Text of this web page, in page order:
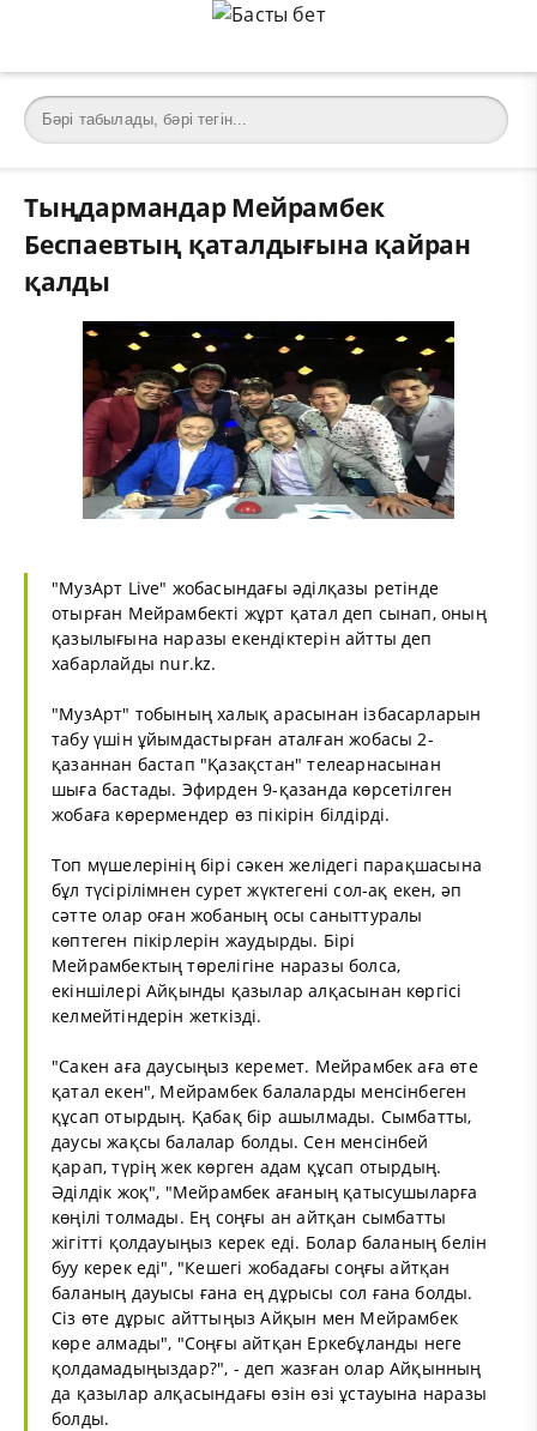
Тыңдармандар Мейрамбек
Беспаевтың қаталдығына қайран
қалды
"МузАрт Live" жобасындағы әділқазы ретінде
отырған Мейрамбекті жұрт қатал деп сынап, оның
қазылығына наразы екендіктерін айтты деп
хабарлайды nur.kz.
"МузАрт" тобының халық арасынан ізбасарларын
табу үшін ұйымдастырған аталған жобасы 2-
қазаннан бастап "Қазақстан" телеарнасынан
шыға бастады. Эфирден 9-қазанда көрсетілген
жобаға көрермендер өз пікірін білдірді.
Топ мүшелерінің бірі сәкен желідегі парақшасына
бұл түсірілімнен сурет жүктегені сол-ақ екен, әп
сәтте олар оған жобаның осы саныттуралы
көптеген пікірлерін жаудырды. Бірі
Мейрамбектың төрелігіне наразы болса,
екіншілері Айқынды қазылар алқасынан көргісі
келмейтіндерін жеткізді.
"Сакен аға даусыңыз керемет. Мейрамбек аға өте
қатал екен", Мейрамбек балаларды менсінбеген
құсап отырдың. Қабақ бір ашылмады. Сымбатты,
даусы жақсы балалар болды. Сен менсінбей
қарап, түрің жек көрген адам құсап отырдың.
Әділдік жоқ", "Мейрамбек ағаның қатысушыларға
көңілі толмады. Ең соңғы ан айтқан сымбатты
жігітті қолдауыңыз керек еді. Болар баланың белін
буу керек еді", "Кешегі жобадағы соңғы айтқан
баланың дауысы ғана ең дұрысы сол ғана болды.
Сіз өте дұрыс айттыңыз Айқын мен Мейрамбек
көре алмады", "Соңғы айтқан Еркебұланды неге
қолдамадыңыздар?", - деп жазған олар Айқынның
да қазылар алқасындағы өзін өзі ұстауына наразы
болды.